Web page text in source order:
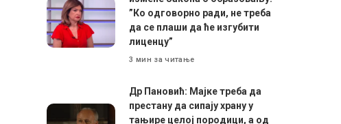
”Ко одговорно ради, не треба
да се плаши да ће изгубити
лиценцу”
3 мин за читање
Др Пановић: Мајке треба да
престану да сипају храну у
тањире целој породици, а од